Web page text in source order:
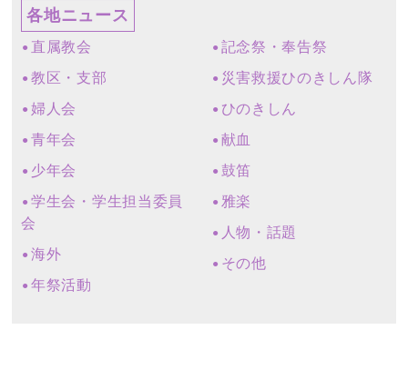
各地ニュース
直属教会
教区・支部
婦人会
青年会
少年会
学生会・学生担当委員
会
海外
年祭活動
記念祭・奉告祭
災害救援ひのきしん隊
ひのきしん
献血
鼓笛
雅楽
人物・話題
その他